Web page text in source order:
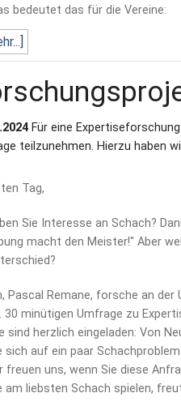
bedeutet das für die Vereine:
Für eine
teilzunehmen. Hierzu haben
Tag,
Sie Interesse an Schach?
macht den Meister!" Aber
Pascal Remane, forsche an
30 minütigen Umfrage zu
sind herzlich eingeladen: Von
sich auf ein paar
freuen uns, wenn Sie diese
am liebsten Schach spielen,